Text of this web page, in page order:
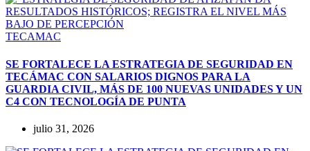
TECAMAC
SE FORTALECE LA ESTRATEGIA DE SEGURIDAD EN
TECÁMAC CON SALARIOS DIGNOS PARA LA
GUARDIA CIVIL, MÁS DE 100 NUEVAS UNIDADES Y UN
C4 CON TECNOLOGÍA DE PUNTA
julio 31, 2026